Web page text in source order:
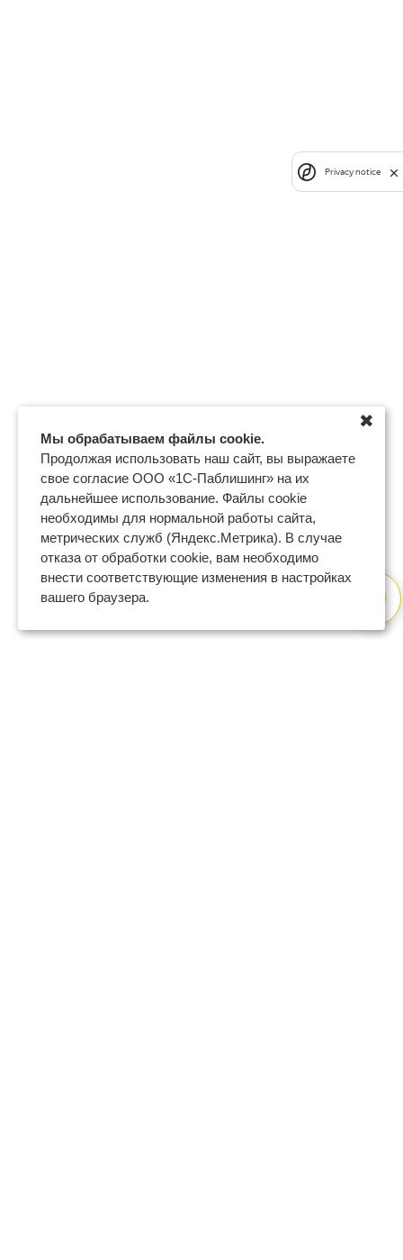
Мы обрабатываем файлы cookie.
Продолжая использовать наш сайт, вы выражаете
свое согласие ООО «1С-Паблишинг» на их
дальнейшее использование. Файлы cookie
необходимы для нормальной работы сайта,
метрических служб (Яндекс.Метрика). В случае
отказа от обработки cookie, вам необходимо
внести соответствующие изменения в настройках
вашего браузера.
✖
Privacy notice